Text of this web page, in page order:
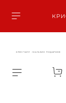
КРИСТАЛЛ - МАГАЗИН ПОДАРКОВ